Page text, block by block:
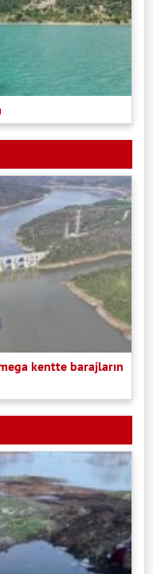
kentte barajların